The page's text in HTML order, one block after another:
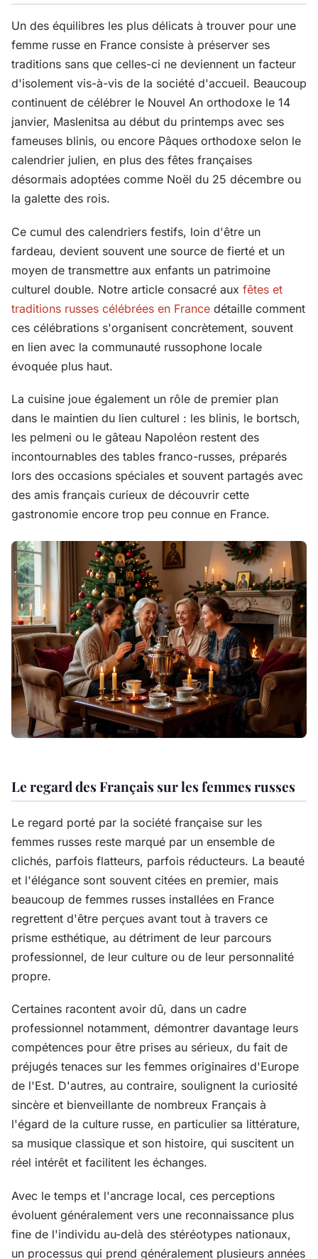
Un des équilibres les plus délicats à trouver pour une
femme russe en France consiste à préserver ses
traditions sans que celles-ci ne deviennent un facteur
d'isolement vis-à-vis de la société d'accueil. Beaucoup
continuent de célébrer le Nouvel An orthodoxe le 14
janvier, Maslenitsa au début du printemps avec ses
fameuses blinis, ou encore Pâques orthodoxe selon le
calendrier julien, en plus des fêtes françaises
désormais adoptées comme Noël du 25 décembre ou
la galette des rois.
Ce cumul des calendriers festifs, loin d'être un
fardeau, devient souvent une source de fierté et un
moyen de transmettre aux enfants un patrimoine
culturel double. Notre article consacré aux fêtes et
traditions russes célébrées en France détaille comment
ces célébrations s'organisent concrètement, souvent
en lien avec la communauté russophone locale
évoquée plus haut.
La cuisine joue également un rôle de premier plan
dans le maintien du lien culturel : les blinis, le bortsch,
les pelmeni ou le gâteau Napoléon restent des
incontournables des tables franco-russes, préparés
lors des occasions spéciales et souvent partagés avec
des amis français curieux de découvrir cette
gastronomie encore trop peu connue en France.
Le regard des Français sur les femmes russes
Le regard porté par la société française sur les
femmes russes reste marqué par un ensemble de
clichés, parfois flatteurs, parfois réducteurs. La beauté
et l'élégance sont souvent citées en premier, mais
beaucoup de femmes russes installées en France
regrettent d'être perçues avant tout à travers ce
prisme esthétique, au détriment de leur parcours
professionnel, de leur culture ou de leur personnalité
propre.
Certaines racontent avoir dû, dans un cadre
professionnel notamment, démontrer davantage leurs
compétences pour être prises au sérieux, du fait de
préjugés tenaces sur les femmes originaires d'Europe
de l'Est. D'autres, au contraire, soulignent la curiosité
sincère et bienveillante de nombreux Français à
l'égard de la culture russe, en particulier sa littérature,
sa musique classique et son histoire, qui suscitent un
réel intérêt et facilitent les échanges.
Avec le temps et l'ancrage local, ces perceptions
évoluent généralement vers une reconnaissance plus
fine de l'individu au-delà des stéréotypes nationaux,
un processus qui prend généralement plusieurs années